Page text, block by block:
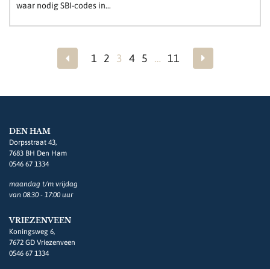
waar nodig SBI-codes in...
1 2 3 4 5 … 11
DEN HAM
Dorpsstraat 43,
7683 BH Den Ham
0546 67 1334
maandag t/m vrijdag
van 08:30 - 17:00 uur
VRIEZENVEEN
Koningsweg 6,
7672 GD Vriezenveen
0546 67 1334